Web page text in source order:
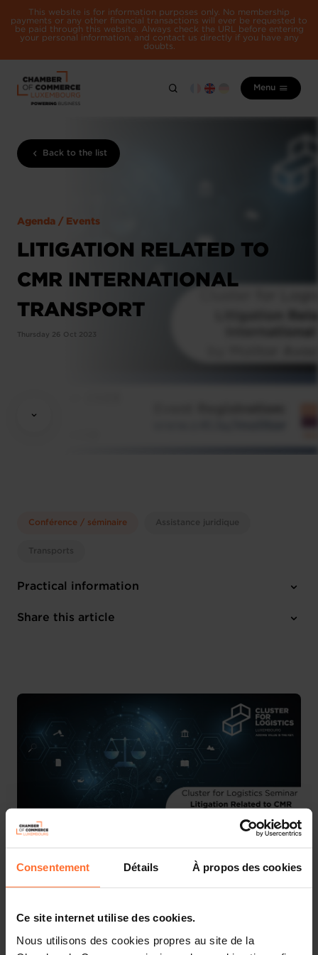
Consentement Détails À propos des cookies
Ce site internet utilise des cookies.
Nous utilisons des cookies propres au site de la
This website is for information purposes only. No membership
payments or any other financial transactions will ever be requested to
be paid through this website. Always check the URL before entering
your personal information, and contact us directly if you have any
doubts.
Menu
Back to the list
Agenda / Events
LITIGATION RELATED TO
CMR INTERNATIONAL
TRANSPORT
Thursday 26 Oct 2023
Conférence / séminaire Assistance juridique
Transports
Practical information
Thursday 26 Oct 2023
Share this article
The Cluster for Logistics and the Luxembourg
Confederation invite you to the seminar